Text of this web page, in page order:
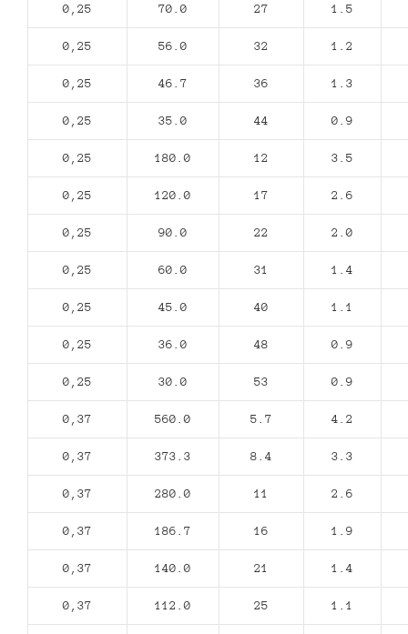
0,25 70.0 27 1.5
0,25 56.0 32 1.2
0,25 46.7 36 1.3
0,25 35.0 44 0.9
0,25 180.0 12 3.5
0,25 120.0 17 2.6
0,25 90.0 22 2.0
0,25 60.0 31 1.4
0,25 45.0 40 1.1
0,25 36.0 48 0.9
0,25 30.0 53 0.9
0,37 560.0 5.7 4.2
0,37 373.3 8.4 3.3
0,37 280.0 11 2.6
0,37 186.7 16 1.9
0,37 140.0 21 1.4
0,37 112.0 25 1.1